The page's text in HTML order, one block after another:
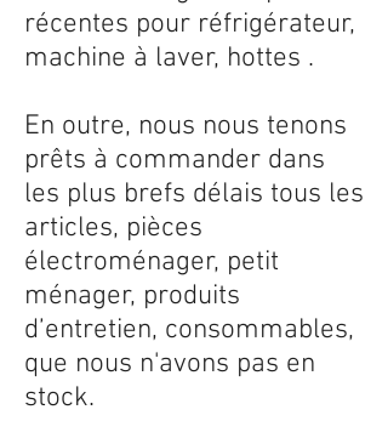
récentes pour réfrigérateur,
machine à laver, hottes .
En outre, nous nous tenons
prêts à commander dans
les plus brefs délais tous les
articles, pièces
électroménager, petit
ménager, produits
d’entretien, consommables,
que nous n'avons pas en
stock.